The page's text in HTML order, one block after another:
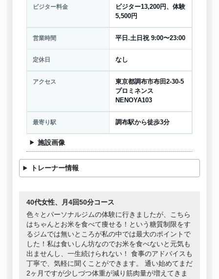
ビジター料金
ビジター13,200円、体験
5,500円
営業時間 平日.土日祝 9:00〜23:00
定休日 なし
アクセス
東京都調布市布田2-30-5
プロミネンス
NENOYA103
最寄り駅 調布駅から徒歩3分
施設画像
トレーナー情報
40代女性、月4回50分コース
色々とパーソナルジムの体験に行きましたが、こちら
はちゃんとお米を食べて痩せる！という糖質制限をす
るジムでは無いところが私の中では最大のポイントで
した！私は食いしん坊なのでお米を食べないと元気も
出ませんし、一生続けられない！ 食事のアドバイスも
丁寧で、気軽に聞くことができます。 通い始めてまだ
2ヶ月ですが少しづつ体重が減り筋肉量が増えてきま